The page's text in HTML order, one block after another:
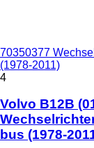
70350377
(1978-2011)
4
Volvo B12B
bus (1978-